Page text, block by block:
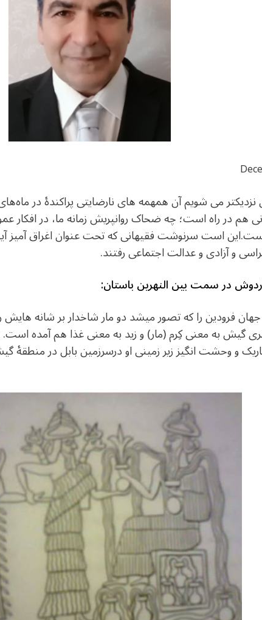
می شویم آن همهمه های نارضایتی پراکندهٔ در
هم در راه است؛ چه ضحاک روانپریش زمانه ما، در افکار
است سرنوشت فقیهانی که تحت عنوان اغراق آمیز
و آزادی و عدالت اجتماعی رفتند.
در سمت بین النهرین باستان:
جهان فرودین را که تصور میشد دو مار شاخدار بر شانه
گیش به معنی کِرم (مار) و زید به معنی غذا هم آمده است.
و وحشت انگیز زیر زمینی او درسرزمین بابل در منطقۀ